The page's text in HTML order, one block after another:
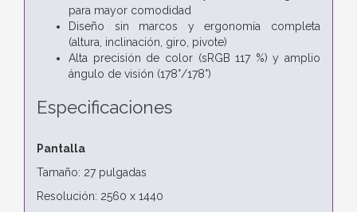
para mayor comodidad
Diseño sin marcos y ergonomía completa
(altura, inclinación, giro, pivote)
Alta precisión de color (sRGB 117 %) y amplio
ángulo de visión (178°/178°)
Especificaciones
Pantalla
Tamaño: 27 pulgadas
Resolución: 2560 x 1440